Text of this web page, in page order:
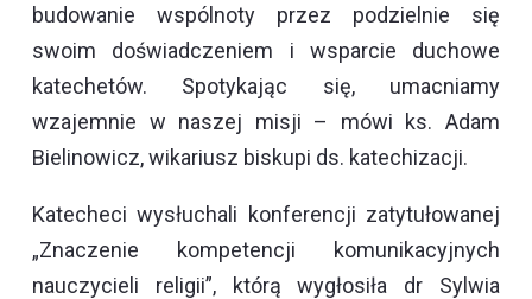
budowanie wspólnoty przez podzielnie się
swoim doświadczeniem i wsparcie duchowe
katechetów. Spotykając się, umacniamy
wzajemnie w naszej misji – mówi ks. Adam
Bielinowicz, wikariusz biskupi ds. katechizacji.
Katecheci wysłuchali konferencji zatytułowanej
„Znaczenie kompetencji komunikacyjnych
nauczycieli religii”, którą wygłosiła dr Sylwia